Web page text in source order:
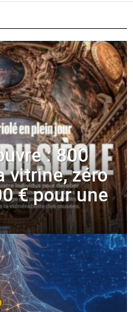
: 800
vitrine, zéro
€ pour une